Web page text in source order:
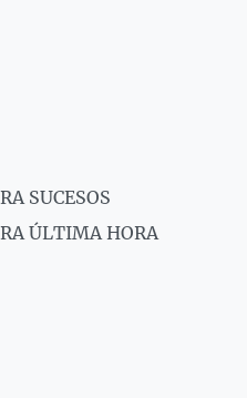
SUCESOS
ÚLTIMA HORA